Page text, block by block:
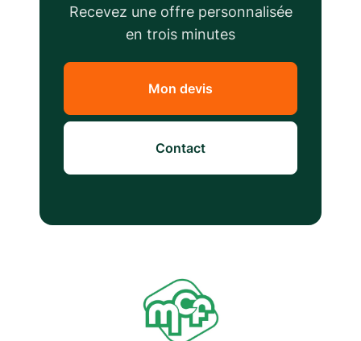
Recevez une offre personnalisée
en trois minutes
Mon devis
Contact